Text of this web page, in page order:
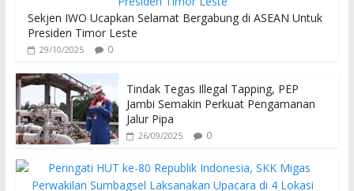
Sekjen IWO Ucapkan Selamat Bergabung di ASEAN Untuk
Presiden Timor Leste
29/10/2025 0
Tindak Tegas Illegal Tapping, PEP
Jambi Semakin Perkuat Pengamanan
Jalur Pipa
26/09/2025 0